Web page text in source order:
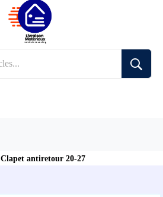
Clapet antiretour 20-27